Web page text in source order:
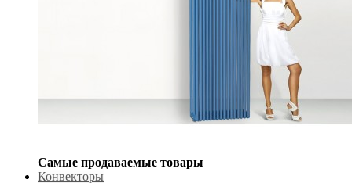
Самые продаваемые товары
Конвекторы